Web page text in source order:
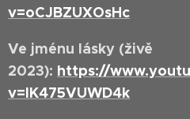
v=oCJBZUXOsHc
Ve jménu lásky (živě
2023): https://
v=lK475VUWD4k